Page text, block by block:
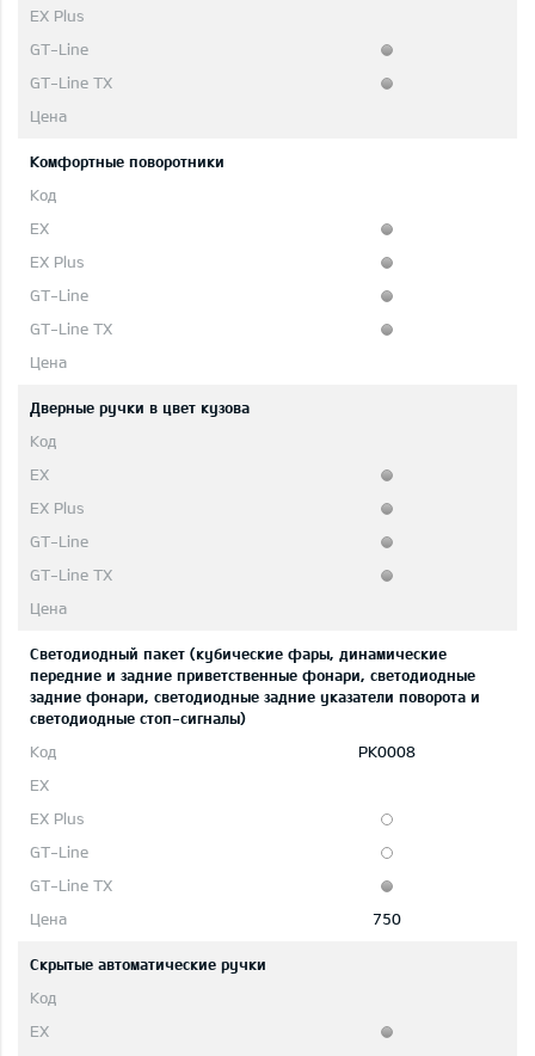
Комфортные поворотники
Дверные ручки в цвет кузова
Светодиодный пакет (кубические фары, динамические
передние и задние приветственные фонари, светодиодные
задние фонари, светодиодные задние указатели поворота и
светодиодные стоп-сигналы)
PK0008
750
Скрытые автоматические ручки